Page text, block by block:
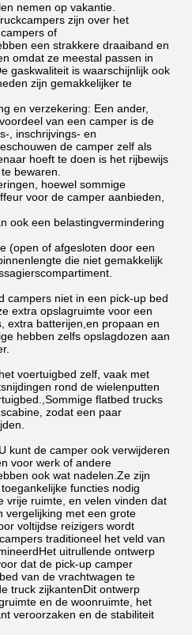
nemen op vakantie.
zijn over het
of
een strakkere draaiband en
omdat ze meestal passen in
gaskwaliteit is waarschijnlijk ook
zijn gemakkelijker te
en verzekering: Een ander,
van een camper is de
, inschrijvings- en
de camper zelf als
hoeft te doen is het rijbewijs
bewaren.
hoewel sommige
voor de camper aanbieden,
ook een belastingvermindering
(open of afgesloten door een
die niet gemakkelijk
campers niet in een pick-up bed
extra opslagruimte voor een
extra batterijen,en propaan en
hebben zelfs opslagdozen aan
voertuigbed zelf, vaak met
rond de wielenputten
flatbed trucks
zodat een paar
kunt de camper ook verwijderen
voor werk of andere
ook wat nadelen.Ze zijn
functies nodig
vrije ruimte, en velen vinden dat
vergelijking met een grote
voltijdse reizigers wordt
traditioneel het veld van
uitrullende ontwerp
dat de pick-up camper
van de vrachtwagen te
truck zijkantenDit ontwerp
en de woonruimte, het
veroorzaken en de stabiliteit